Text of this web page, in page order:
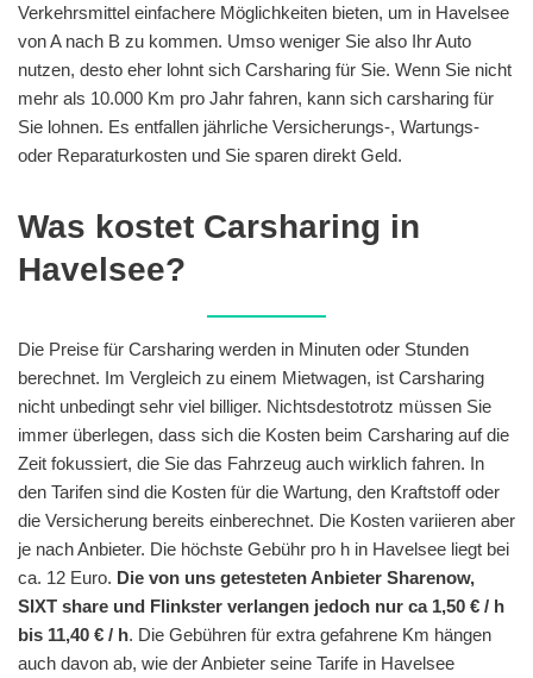
Verkehrsmittel einfachere Möglichkeiten bieten, um in Havelsee
von A nach B zu kommen. Umso weniger Sie also Ihr Auto
nutzen, desto eher lohnt sich Carsharing für Sie. Wenn Sie nicht
mehr als 10.000 Km pro Jahr fahren, kann sich carsharing für
Sie lohnen. Es entfallen jährliche Versicherungs-, Wartungs-
oder Reparaturkosten und Sie sparen direkt Geld.
Was kostet Carsharing in
Havelsee?
Die Preise für Carsharing werden in Minuten oder Stunden
berechnet. Im Vergleich zu einem Mietwagen, ist Carsharing
nicht unbedingt sehr viel billiger. Nichtsdestotrotz müssen Sie
immer überlegen, dass sich die Kosten beim Carsharing auf die
Zeit fokussiert, die Sie das Fahrzeug auch wirklich fahren. In
den Tarifen sind die Kosten für die Wartung, den Kraftstoff oder
die Versicherung bereits einberechnet. Die Kosten variieren aber
je nach Anbieter. Die höchste Gebühr pro h in Havelsee liegt bei
ca. 12 Euro. Die von uns getesteten Anbieter Sharenow,
SIXT share und Flinkster verlangen jedoch nur ca 1,50 € / h
bis 11,40 € / h. Die Gebühren für extra gefahrene Km hängen
auch davon ab, wie der Anbieter seine Tarife in Havelsee